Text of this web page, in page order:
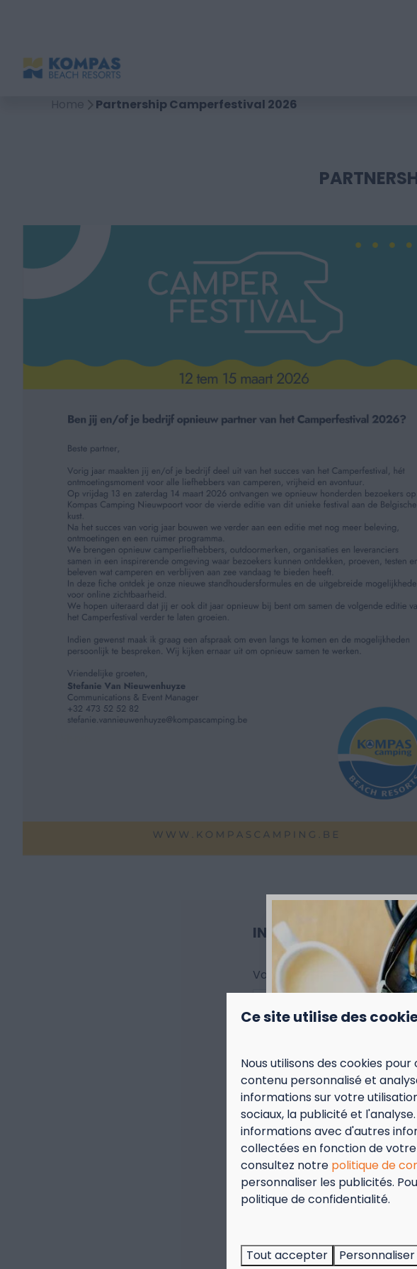
Home Partnership Camperfestival 2026
INSCHRIJVING
Voornaam & Familienaam
Bedrijfsnaam
E-mail
Telefoonnummer
Facturatiegegevens
Adres + BTW nummer
Ik kies voor een partnership
Geef het aantal aanwezige
September =
voor 2 personen
Deze actie is geldig in
Ce site utilise des
Nous utilisons des cookies
contenu personnalisé et
informations sur votre
sociaux, la publicité et
informations avec d'autres
collectées en fonction de votre
consultez notre politique de
personnaliser les publicités.
politique de confidentialité.
Tout accepter Personnaliser